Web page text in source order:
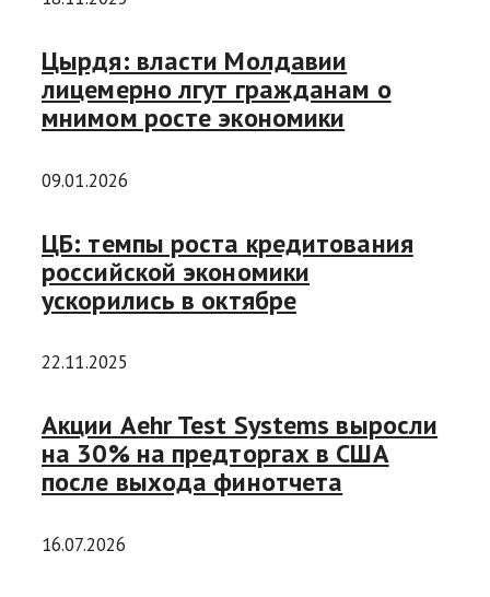
Цырдя: власти Молдавии
лицемерно лгут гражданам о
мнимом росте экономики
09.01.2026
ЦБ: темпы роста кредитования
российской экономики
ускорились в октябре
22.11.2025
Акции Aehr Test Systems выросли
на 30% на предторгах в США
после выхода финотчета
16.07.2026